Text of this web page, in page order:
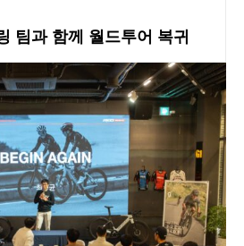
팀과 함께 월드투어 복귀